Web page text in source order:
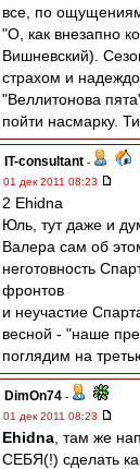
все, по
"О, как внезапно
Вишневский).
страхом и
"Веллитонова
пойти насмарку.
IT-consultant -
01 дек 2011 08:23
2 Ehidna
Юль, тут даже и
Валера сам об
неготовность
фронтов
и неучастие
весной - "наше
поглядим на
DimOn74 -
01 дек 2011 08:23
Ehidna , там же
СЕБЯ(!) сделать